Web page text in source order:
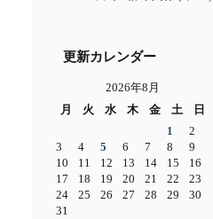
更新カレンダー
2026年8月
月
火 水 木 金 土
日
1
2
3
4 5 6 7 8
9
10
11 12 13 14 15
16
17
18 19 20 21 22
23
24
25 26 27 28 29
30
31